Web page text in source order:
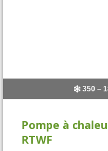
350 –
Pompe à
RTWF